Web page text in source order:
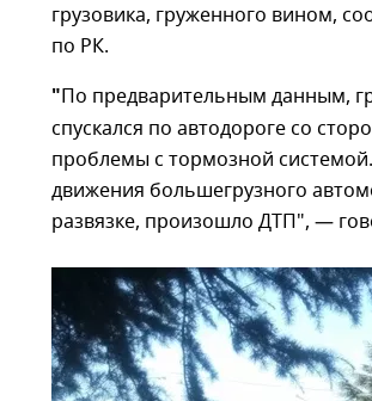
грузовика, груженного вином,
по РК.
"По предварительным данным,
спускался по автодороге со
проблемы с тормозной
движения большегрузного
развязке, произошло ДТП", —